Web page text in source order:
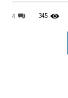
4 345